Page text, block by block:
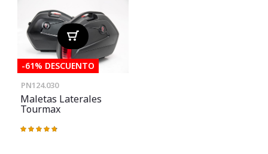
-61% DESCUENTO
PN124.030
Maletas Laterales
Tourmax
Valoración: